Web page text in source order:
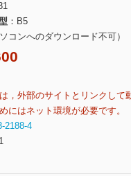
B5
コンへのダウンロード不可）
，外部のサイトとリンクして
にはネット環境が必要です。
2188-4